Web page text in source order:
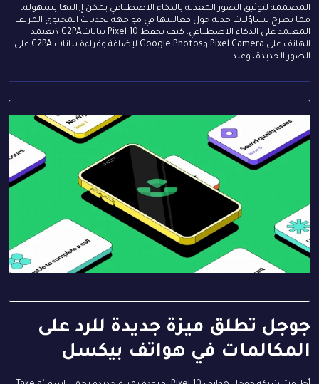
المصممة لتوثيق الصور المعدلة بالذكاء الاصطناعي يمكن إزالتها بسهولة،
مما يطرح تساؤلات جدية حول فعاليتها في مواجهة تحديات المحتوى المزيف
المعتمد على الذكاء الاصطناعي. كيف يحفظ Pixel 10 بياناتC2PA ؟يعتمد
الهاتف على Pixel Camera وGoogle Photos لإضافة وقراءة بيانات C2PA على
الصور الجديدة، وعند...
جوجل تطلق ميزة جديدة للرد على
المكالمات في هواتف بيكسل